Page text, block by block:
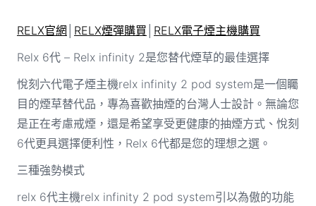
RELX官網 RELX煙彈購買 RELX電子煙主機購買
Relx 6代 – Relx infinity 2是您替代煙草的最佳選擇
悅刻六代電子煙主機relx infinity 2 pod system是一個矚
目的煙草替代品，專為喜歡抽煙的台灣人士設計。無論您
是正在考慮戒煙，還是希望享受更健康的抽煙方式、悅刻
6代更具選擇便利性，Relx 6代都是您的理想之選。
三種強勢模式
relx 6代主機relx infinity 2 pod system引以為傲的功能